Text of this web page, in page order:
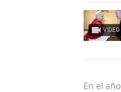
VIDEO
En el